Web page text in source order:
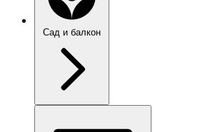
Сад и балкон